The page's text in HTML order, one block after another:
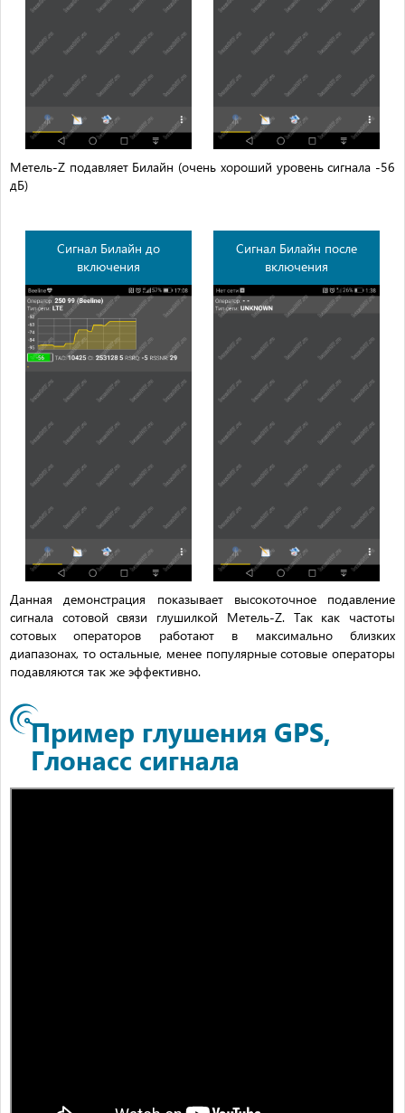
Метель-Z подавляет Билайн (очень хороший уровень сигнала -56
дБ)
Сигнал Билайн до
включения
Сигнал Билайн после
включения
Данная демонстрация показывает высокоточное подавление
сигнала сотовой связи глушилкой Метель-Z. Так как частоты
сотовых операторов работают в максимально близких
диапазонах, то остальные, менее популярные сотовые операторы
подавляются так же эффективно.
Пример глушения GPS,
Глонасс сигнала